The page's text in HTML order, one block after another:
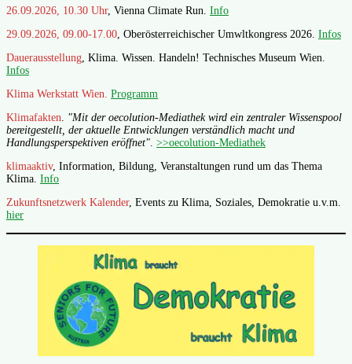
26.09.2026, 10.30 Uhr, Vienna Climate Run. Info
29.09.2026, 09.00-17.00, Oberösterreichischer Umwltkongress 2026. Infos
Dauerausstellung, Klima. Wissen. Handeln! Technisches Museum Wien.
Infos
Klima Werkstatt Wien. Programm
Klimafakten. "Mit der oecolution-Mediathek wird ein zentraler Wissenspool
bereitgestellt, der aktuelle Entwicklungen verständlich macht und
Handlungsperspektiven eröffnet". >>oecolution-Mediathek
klimaaktiv, Information, Bildung, Veranstaltungen rund um das Thema
Klima. Info
Zukunftsnetzwerk Kalender, Events zu Klima, Soziales, Demokratie u.v.m.
hier